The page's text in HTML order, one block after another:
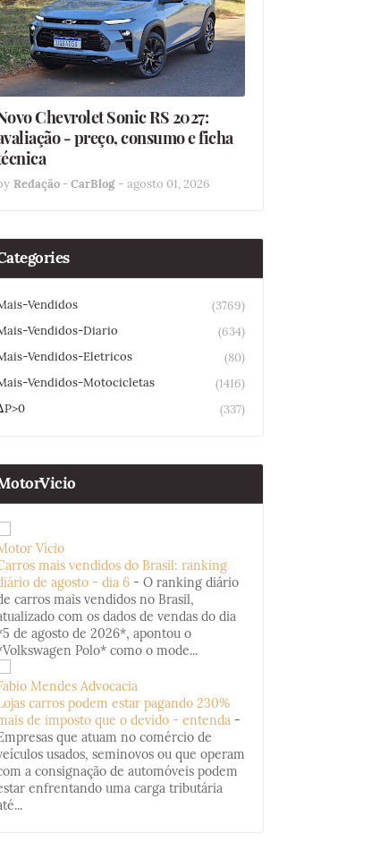
Chevrolet Sonic RS 2027:
- preço, consumo e ficha
Redação - CarBlog - agosto 01, 2026
Vendidos
(3769)
Vendidos-Diario
(634)
Vendidos-Eletricos
(80)
Vendidos-Motocicletas
(1416)
(337)
Vício
mais vendidos do Brasil: ranking
de agosto - dia 6 - O ranking diário
carros mais vendidos no Brasil,
com os dados de vendas do dia
de agosto de 2026*, apontou o
Polo* como o mode...
Mendes Advocacia
carros podem estar pagando 230%
de imposto que o devido - entenda -
que atuam no comércio de
usados, seminovos ou que operam
a consignação de automóveis podem
enfrentando uma carga tributária